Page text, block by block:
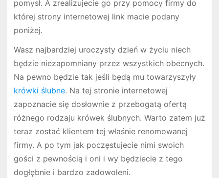
pomysł. A zrealizujecie go przy pomocy firmy do
której strony internetowej link macie podany
poniżej.
Wasz najbardziej uroczysty dzień w życiu niech
będzie niezapomniany przez wszystkich obecnych.
Na pewno będzie tak jeśli będą mu towarzyszyły
krówki ślubne. Na tej stronie internetowej
zapoznacie się dosłownie z przebogatą ofertą
różnego rodzaju krówek ślubnych. Warto zatem już
teraz zostać klientem tej właśnie renomowanej
firmy. A po tym jak poczęstujecie nimi swoich
gości z pewnością i oni i wy będziecie z tego
dogłębnie i bardzo zadowoleni.